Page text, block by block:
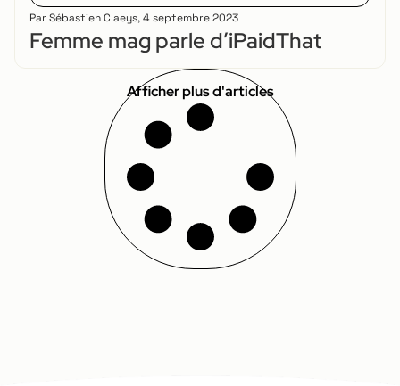
Par Sébastien Claeys,4 septembre 2023
Femme mag parle d’iPaidThat
Afficher plus d'articles